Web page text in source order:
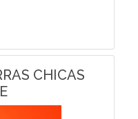
CHICAS